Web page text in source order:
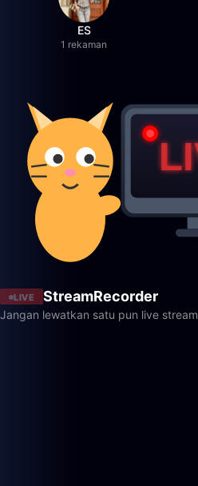
ES
1 rekaman
LIVE StreamRecorder
Jangan lewatkan satu pun live stream